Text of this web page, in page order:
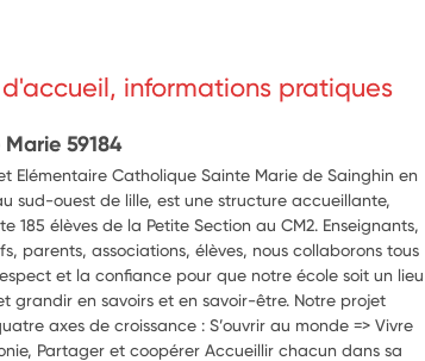
informations pratiques
59184
Elémentaire Catholique Sainte Marie de Sainghin en
sud-ouest de lille, est une structure accueillante,
185 élèves de la Petite Section au CM2. Enseignants,
parents, associations, élèves, nous collaborons tous
et la confiance pour que notre école soit un lieu
grandir en savoirs et en savoir-être. Notre projet
axes de croissance : S’ouvrir au monde => Vivre
Partager et coopérer Accueillir chacun dans sa